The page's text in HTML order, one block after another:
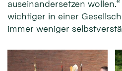
auseinandersetzen
wichtiger in einer
immer weniger